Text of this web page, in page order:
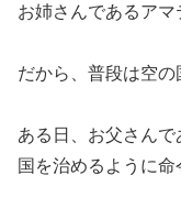
お姉さんであるアマ
だから、普段は空の
ある日、お父さん
国を治めるように命